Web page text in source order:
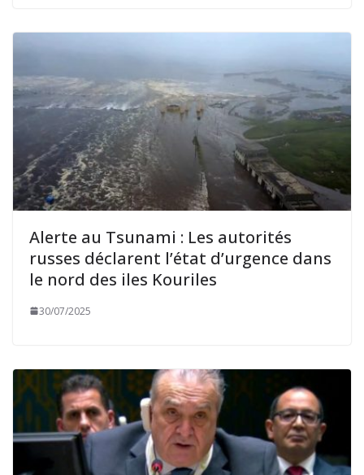
Alerte au Tsunami : Les autorités
russes déclarent l’état d’urgence dans
le nord des iles Kouriles
30/07/2025